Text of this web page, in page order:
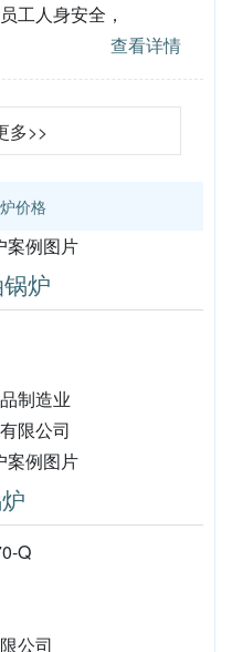
工人身安全，
查看详情
多>>
价格
炉
制造业
有限公司
Q
公司